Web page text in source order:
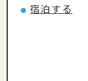
● 宿泊する